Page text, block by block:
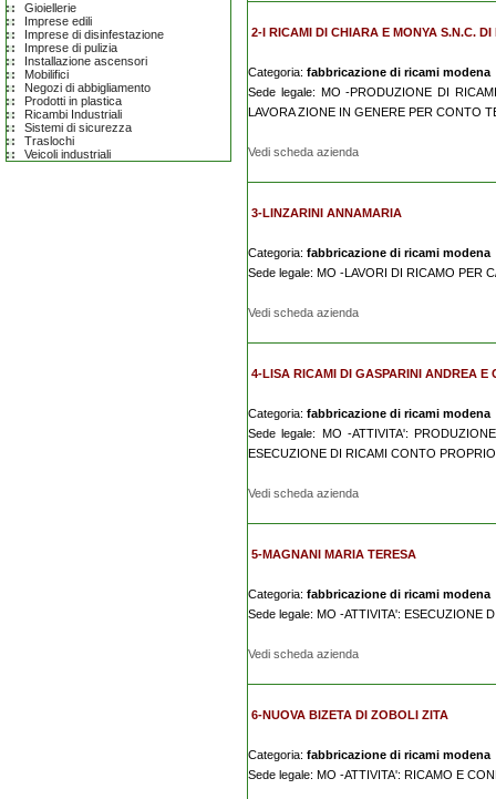
Gioiellerie
Imprese edili
Imprese di disinfestazione
Imprese di pulizia
Installazione ascensori
Mobilifici
Negozi di abbigliamento
Prodotti in plastica
Ricambi Industriali
Sistemi di sicurezza
Traslochi
Veicoli industriali
2-I RICAMI DI CHIARA E MONYA S.N.C.
Categoria: fabbricazione di ricami modena
Sede legale: MO -PRODUZIONE DI
LAVORA ZIONE IN GENERE PER CONTO
Vedi scheda azienda
3-LINZARINI ANNAMARIA
Categoria: fabbricazione di ricami modena
Sede legale: MO -LAVORI DI RICAMO PER
Vedi scheda azienda
4-LISA RICAMI DI GASPARINI ANDREA E
Categoria: fabbricazione di ricami modena
Sede legale: MO -ATTIVITA':
ESECUZIONE DI RICAMI CONTO
Vedi scheda azienda
5-MAGNANI MARIA TERESA
Categoria: fabbricazione di ricami modena
Sede legale: MO -ATTIVITA': ESECUZIONE
Vedi scheda azienda
6-NUOVA BIZETA DI ZOBOLI ZITA
Categoria: fabbricazione di ricami modena
Sede legale: MO -ATTIVITA': RICAMO E